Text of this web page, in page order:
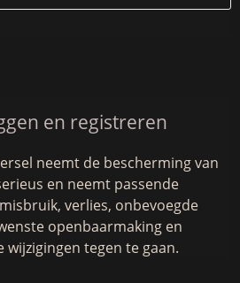
en registreren
neemt de bescherming van
en neemt passende
verlies, onbevoegde
openbaarmaking en
tegen te gaan.